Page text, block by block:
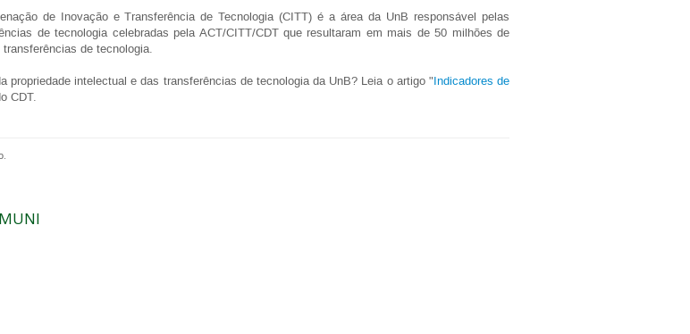
de Inovação e Transferência de Tecnologia (CITT) é a área da UnB responsável pelas
de tecnologia celebradas pela ACT/CITT/CDT que resultaram em mais de 50 milhões de
de tecnologia.
intelectual e das transferências de tecnologia da UnB? Leia o artigo "Indicadores de
CDT.